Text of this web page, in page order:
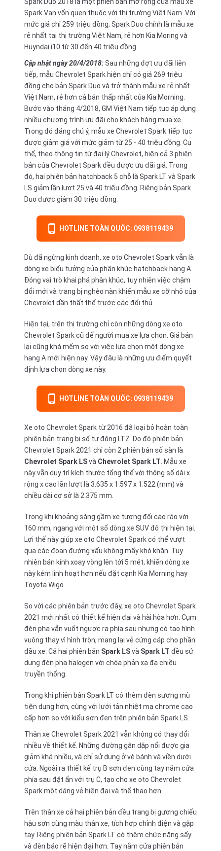
Spark Duo 2018 là một phiên bản mở rộng của mẫu xe
Spark Van vốn quen thuộc với thị trường Việt Nam. Với
mức giá chỉ 259 triệu đồng, Spark Duo chính là mẫu xe
rẻ nhất tại thị trường Việt Nam, rẻ hơn Kia Moring và
Huyndai i10 từ 30 đến 40 triệu đồng.
Cập nhật ngày 20/4/2018:Sau những đợt ưu đãi liên
tiếp, mẫu Chevrolet Spark hiện chỉ có giá 269 triệu
đồng cho bản Spark Duo và trở thành mẫu xe rẻ nhất
Việt Nam, rẻ hơn cả bản thấp nhất của Kia Morning.
Bước vào tháng 4/2018, GM Việt Nam tiếp tục áp dụng
nhiều chương trình ưu đãi cho khách hàng mua xe.
Trong đó đáng chú ý, mẫu xe Chevrolet Spark tiếp tục
được giảm giá với mức giảm từ 25 - 40 triệu đồng. Cụ
thể, theo thông tin từ đại lý Chevrolet, hiện cả 3 phiên
bản của Chevrolet Spark đều được ưu đãi giá. Trong
đó, hai phiên bản hatchback 5 chỗ là Spark LT và Spark
LS giảm lần lượt 25 và 40 triệu đồng. Riêng bản Spark
Duo được giảm 30 triệu đồng.
HOTLINE TOÀN QUỐC: 0938119439
Dù đã ngừng kinh doanh, xe oto Chevrolet Spark vẫn là
dòng xe biểu tưởng của phân khúc hatchback hạng A.
Đóng vai trò khai phá phân khúc, tuy nhiên việc chậm
đổi mới và trang bị nghèo nàn khiến mẫu xe cỡ nhỏ của
Chevrolet dần thất thế trước các đối thủ.
Hiện tại, trên thị trường chỉ còn những dòng xe oto
Chevrolet Spark cũ để người mua xe lựa chọn. Giá bán
lại cũng khá mếm so với việc lựa chọn một dòng xe
hạng A mới hiện nay. Vậy đâu là những ưu điểm quyết
định lựa chọn dòng xe này.
HOTLINE TOÀN QUỐC: 0938119439
Xe oto Chevrolet Spark từ 2016 đã loại bỏ hoàn toàn
phiên bản trang bị số tự động LTZ. Do đó phiên bản
Chevrolet Spark 2021 chỉ còn 2 phiên bản số sàn là
Chevrolet Spark LSvà Chevrolet Spark LT. Mẫu xe
này vẫn duy trì kích thước tổng thể với thông số dài x
rộng x cao lần lượt là 3.635 x 1.597 x 1.522 (mm) và
chiều dài cơ sở là 2.375 mm.
Trong khi khoảng sáng gầm xe tương đối cao ráo với
160 mm, ngang với một số dòng xe SUVđô thị hiện tại.
Lợi thế này giúp xe oto Chevrolet Spark có thể vượt
qua các đoạn đường xấu không mấy khó khăn. Tuy
nhiên bán kính xoay vòng lên tới 5 mét, khiến dòng xe
này kém linh hoạt hơn nếu đặt cạnh Kia Morning hay
Toyota Wigo.
So với các phiên bản trước đây, xe oto Chevrolet Spark
2021 mới nhất có thiết kế hiện đại và hài hòa hơn. Cụm
đèn pha vẫn vuốt ngược ra phía sau nhưng có tạo hình
vuông thay vì hình tròn, mang lại vẻ cứng cáp cho phần
đầu xe. Cả hai phiên bản Spark LSvà Spark LT đều sử
dụng đèn pha halogen với chóa phản xạ đa chiều
truyền thống.
Trong khi phiên bản Spark LT có thêm đèn sương mù
tiện dụng hơn, cùng với lưới tản nhiệt mạ chrome cao
cấp hơn so với kiểu sơn đen trên phiên bản Spark LS.
Thân xe Chevrolet Spark 2021 vẫn không có thay đổi
nhiều về thiết kế. Những đường gân dập nổi được gia
giảm khá nhiều, và chỉ sử dụng ở vè bánh và viền dưới
cửa. Ngoài ra thiết kế trụ B sơn đen cùng tay nắm cửa
phía sau đặt ẩn với trụ C, tạo cho xe oto Chevrolet
Spark một dáng vẻ hiện đại và thể thao hơn.
Trên thân xe cả hai phiên bản đều trang bị gương chiếu
hậu sơn cùng màu thân xe, tích hợp chỉnh điện và gập
tay. Riêng phiên bản Spark LT có thêm chức năng sấy
và đèn báo rẽ hiện đại hơn. Tay nắm cửa phiên bản